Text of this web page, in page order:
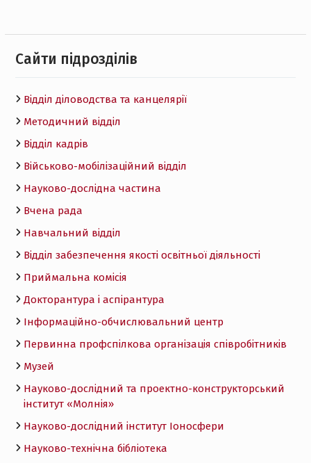
Cайти підрозділів
Відділ діловодства та канцелярії
Методичний відділ
Відділ кадрів
Військово-мобілізаційний відділ
Науково-дослідна частина
Вчена рада
Навчальний відділ
Відділ забезпечення якості освітньої діяльності
Приймальна комісія
Докторантура і аспірантура
Інформаційно-обчислювальний центр
Первинна профспілкова організація співробітників
Музей
Науково-дослідний та проектно-конструкторський
інститут «Молнія»
Науково-дослідний інститут Іоносфери
Науково-технічна бібліотека